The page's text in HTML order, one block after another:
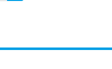
RECHERCHER DES